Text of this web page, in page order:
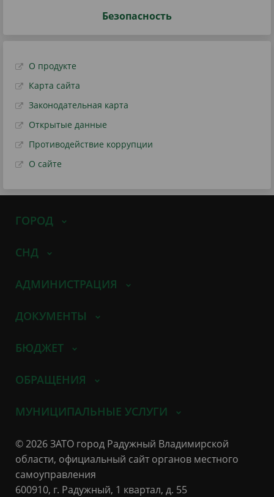
Безопасность
О продукте
Карта сайта
Законодательная карта
Открытые данные
Противодействие коррупции
О сайте
ГОРОД
СНД
АДМИНИСТРАЦИЯ
ДОКУМЕНТЫ
БЮДЖЕТ
ОБРАЩЕНИЯ
МУНИЦИПАЛЬНЫЕ УСЛУГИ
© 2026 ЗАТО город Радужный Владимирской
области, официальный сайт органов местного
самоуправления
600910, г. Радужный, 1 квартал, д. 55